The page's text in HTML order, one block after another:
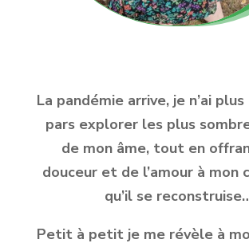
La pandémie arrive, je n’ai
pars explorer les plus
de mon âme, tout en
douceur et de l’amour à mon
qu’il se
Petit à petit je me révèle à